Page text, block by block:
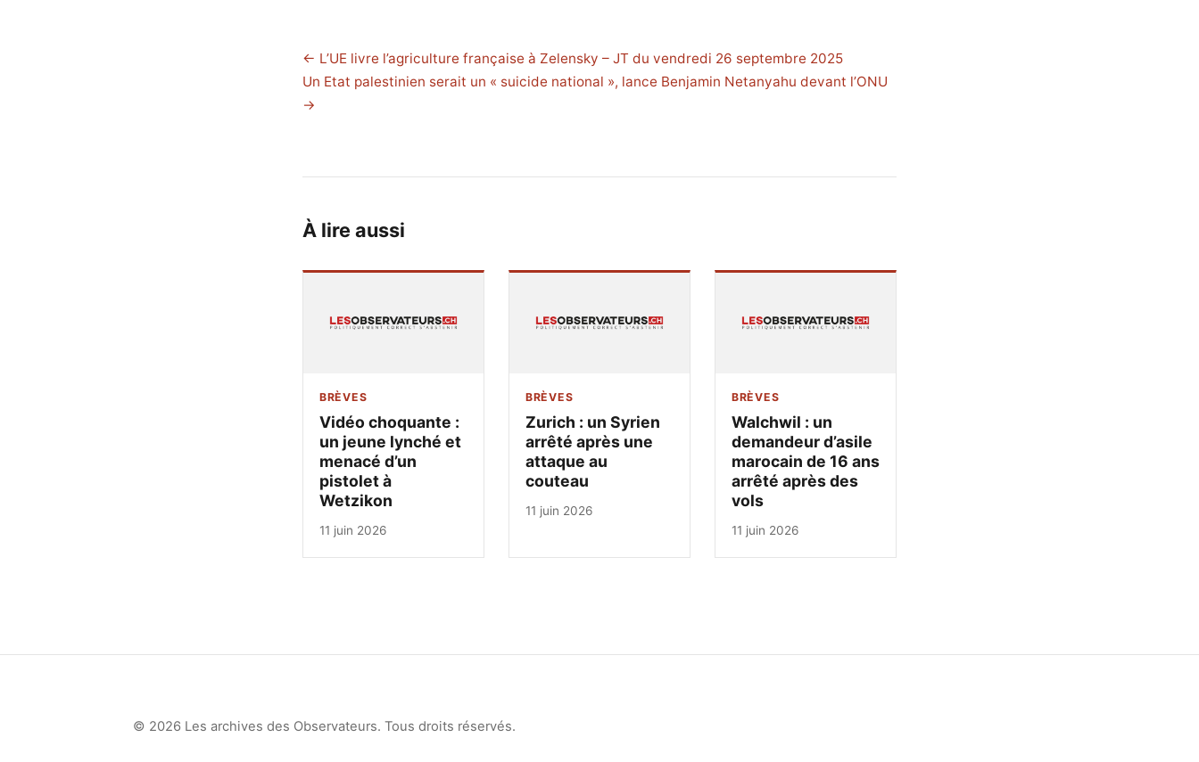
← L’UE livre l’agriculture française à Zelensky – JT du vendredi 26 septembre 2025
Un Etat palestinien serait un « suicide national », lance Benjamin Netanyahu devant l’ONU
→
À lire aussi
BRÈVES
Vidéo choquante :
un jeune lynché et
menacé d’un
pistolet à
Wetzikon
11 juin 2026
BRÈVES
Zurich : un Syrien
arrêté après une
attaque au
couteau
11 juin 2026
BRÈVES
Walchwil : un
demandeur d’asile
marocain de 16 ans
arrêté après des
vols
11 juin 2026
© 2026 Les archives des Observateurs. Tous droits réservés.